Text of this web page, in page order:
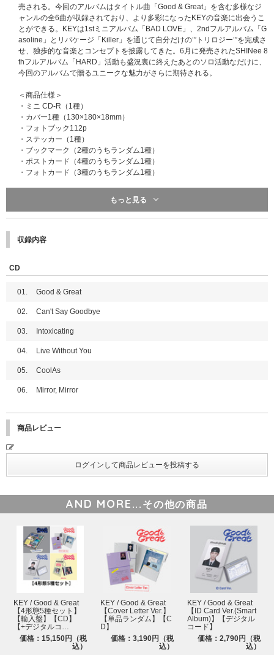
売される。今回のアルバムはタイトル曲「Good & Great」を含む多様なジ
ャンルの全6曲が収録されており、より多彩になったKEYの音楽に出会うこ
とができる。KEYは1stミニアルバム「BAD LOVE」、2ndフルアルバム「G
asoline」とリパケージ「Killer」を通じて自分だけの’”トリロジー’”を完成さ
せ、独歩的な音楽とコンセプトを披露してきた。6月に発売されたSHINee 8
thフルアルバム「HARD」活動も盛況裏に終えたあとのソロ活動なだけに、
今回のアルバムで贈るユニークな魅力がさらに期待される。
＜商品仕様＞
・ミニ CD-R（1種）
・カバー1種（130×180×18mm）
・フォトブック112p
・ステッカー（1種）
・ブックマーク（2種のうちランダム1種）
・ポストカード（4種のうちランダム1種）
・フォトカード（3種のうちランダム1種）
※こちらの商品は通常のCDよりも規格の小さいミニCD仕様となり、ミニC
Dの再生をサポートしていない一部のCDプレーヤーでは動作しません。予
もっと見る
収録内容
CD
01. Good & Great
02. Can't Say Goodbye
03. Intoxicating
04. Live Without You
05. CoolAs
06. Mirror, Mirror
商品レビュー
AND MORE... その他の商品
KEY / Good & Great
【4形態5種セット】
【輸入盤】【CD】
【+デジタルコ…
価格：15,150円（税
込）
KEY / Good & Great
【Cover Letter Ver.】
【単品ランダム】【C
D】
価格：3,190円（税
込）
KEY / Good & Great
【ID Card Ver.(Smart
Album)】【デジタル
コード】
価格：2,790円（税
込）